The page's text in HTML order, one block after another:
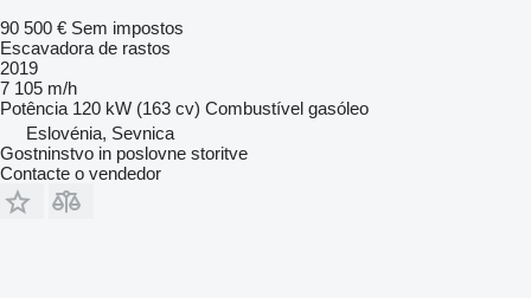
90 500 € Sem impostos
Escavadora de rastos
2019
7 105 m/h
Potência 120 kW (163 cv) Combustível gasóleo
Eslovénia, Sevnica
Gostninstvo in poslovne storitve
Contacte o vendedor